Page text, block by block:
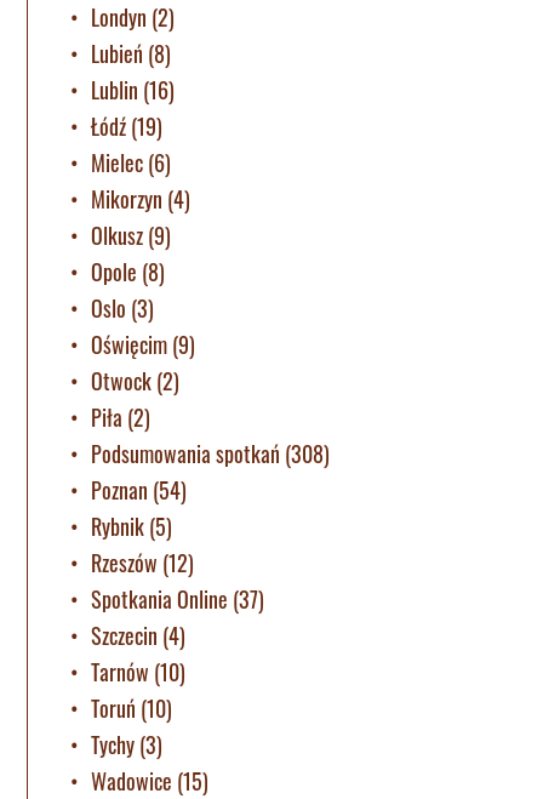
Londyn (2)
Lubień (8)
Lublin (16)
Łódź(19)
Mielec(6)
Mikorzyn (4)
Olkusz(9)
Opole (8)
Oslo (3)
Oświęcim(9)
Otwock(2)
Piła (2)
Podsumowania spotkań (308)
Poznan (54)
Rybnik(5)
Rzeszów (12)
Spotkania Online (37)
Szczecin (4)
Tarnów (10)
Toruń (10)
Tychy(3)
Wadowice (15)